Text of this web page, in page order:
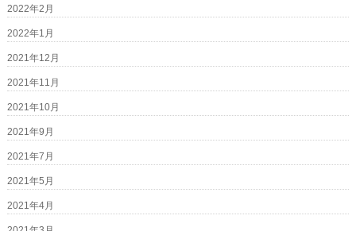
2022年2月
2022年1月
2021年12月
2021年11月
2021年10月
2021年9月
2021年7月
2021年5月
2021年4月